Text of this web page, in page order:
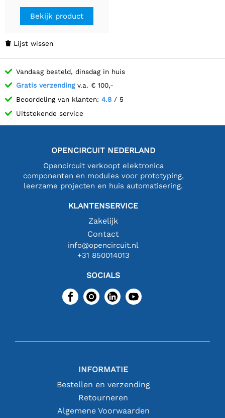
Bekijk product
 Lijst wissen
Vandaag besteld, dinsdag in huis
Gratis verzendingv.a. € 100,-
Beoordeling van klanten: 4.8 / 5
Uitstekende service
OPENCIRCUIT NEDERLAND
Opencircuit verkoopt elektronica
componenten en modules voor prototyping,
leerzame projecten en huis automatisering.
KLANTENSERVICE
Zakelijk
Contact
info@opencircuit.nl
+31 850014013
SOCIALS
INFORMATIE
Bestellen en verzending
Retourneren
Algemene Voorwaarden